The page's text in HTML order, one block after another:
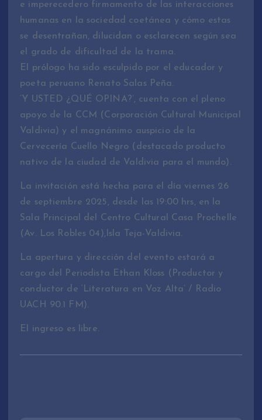
e imperecedero firmamento de las interacciones
humanas en la sociedad coetánea y cómo estas
se desentrañan, dilucidan o esclarecen según sea
el grado de dificultad de la trama.
El prólogo ha sido esculpido por el educador y
poeta peruano Renato Salas Peña.
‘Y USTED ¿QUÉ OPINA?’, cuenta con el pleno
apoyo de la CCM (Corporación Cultural Municipal
Valdivia) y el magnánimo auspicio de la
Cervecería Cuello Negro (destacado producto
nativo de la ciudad de Valdivia para el mundo).
La invitación está hecha para el día viernes 26
de septiembre 2025, desde las 19:00 hrs, en la
Sala Principal del Centro Cultural Casa Prochelle
(Av. Los Robles 04),Isla Teja-Valdivia.
La apertura y dirección del evento estará a
cargo del Periodista Ethan Kloss (Productor y
conductor de ‘Literatura en Voz Alta’ / Radio
UACH 90.1 FM).
El ingreso es libre.